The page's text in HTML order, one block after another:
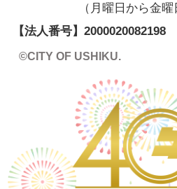
（月曜日から金
【法人番号】 2000020082198
©CITY OF USHIKU.